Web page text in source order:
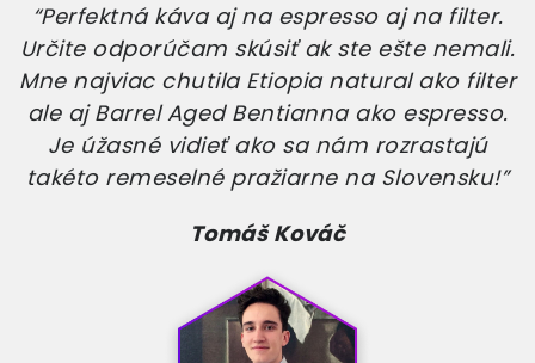
“Perfektná káva aj na espresso aj na filter.
Určite odporúčam skúsiť ak ste ešte nemali.
Mne najviac chutila Etiopia natural ako filter
ale aj Barrel Aged Bentianna ako espresso.
Je úžasné vidieť ako sa nám rozrastajú
takéto remeselné pražiarne na Slovensku!”
Tomáš Kováč